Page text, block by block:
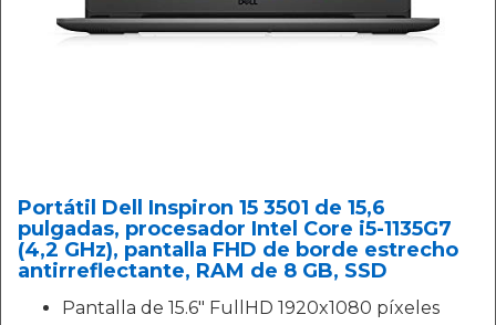
Portátil Dell Inspiron 15 3501 de 15,6
pulgadas, procesador Intel Core i5-1135G7
(4,2 GHz), pantalla FHD de borde estrecho
antirreflectante, RAM de 8 GB, SSD
Pantalla de 15.6" FullHD 1920x1080 píxeles